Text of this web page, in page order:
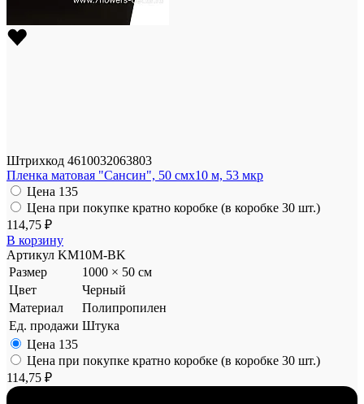
Штрихкод 4610032063803
Пленка матовая "Сансин", 50 смx10 м, 53 мкр
Цена 135
Цена при покупке кратно коробке (в коробке 30 шт.)
114,75 ₽
В корзину
Артикул KM10M-BK
Размер
1000 × 50 см
Цвет
Черный
Материал
Полипропилен
Ед. продажи Штука
Цена 135
Цена при покупке кратно коробке (в коробке 30 шт.)
114,75 ₽